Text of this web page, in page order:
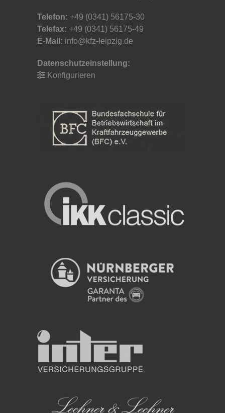
Telefon: +49 (0341) 56175-30
Telefax: +49 (0341) 56175-49
E-Mail: info@kfz-leipzig.de
Datenschutzeinstellung:
Konfigurieren